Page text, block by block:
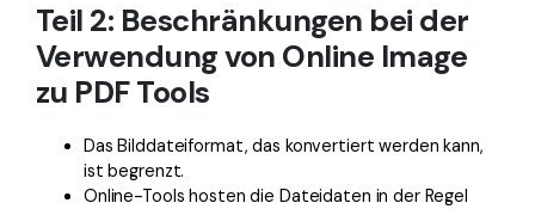
Teil 2: Beschränkungen bei der
Verwendung von Online Image
zu PDF Tools
Das Bilddateiformat, das konvertiert werden kann,
ist begrenzt.
Online-Tools hosten die Dateidaten in der Regel